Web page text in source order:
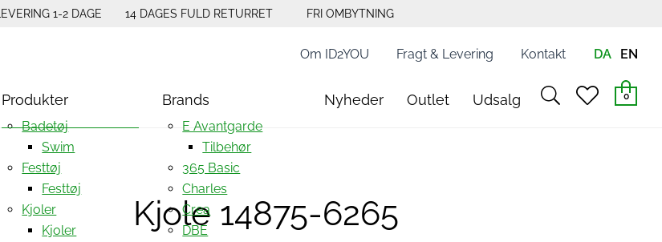
LEVERING 1-2 DAGE 14 DAGES FULD RETURRET FRI OMBYTNING
Produkter
Badetøj
Swim
Festtøj
Festtøj
Kjoler
Kjoler
Brands
E Avantgarde
Tilbehør
365 Basic
Charles
Crea
DBE
Nyheder Outlet Udsalg
searchheart
0
Om ID2YOU Fragt & Levering Kontakt DA EN
Kjole 14875-6265